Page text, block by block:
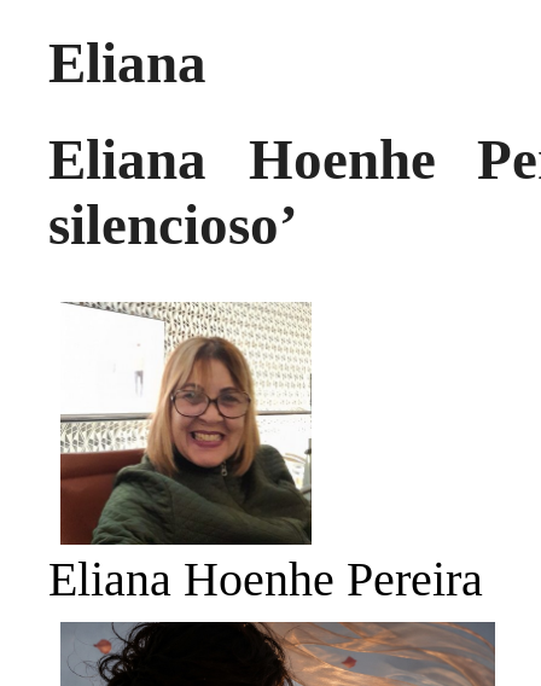
Eliana
Eliana Hoenhe
silencioso’
Eliana Hoenhe Pereira